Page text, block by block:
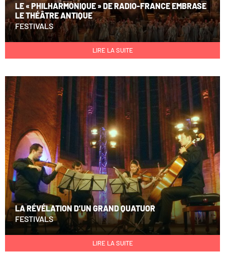
LE « PHILHARMONIQUE » DE RADIO-FRANCE EMBRASE
LE THÉÂTRE ANTIQUE
FESTIVALS
LIRE LA SUITE
LA RÉVÉLATION D’UN GRAND QUATUOR
FESTIVALS
LIRE LA SUITE